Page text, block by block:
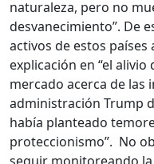
naturaleza, pero no
desvanecimiento”. De
activos de estos países
explicación en “el
mercado acerca de las
administración Trump
había planteado
proteccionismo”. No